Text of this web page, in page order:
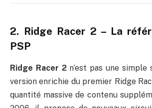
2. Ridge Racer 2 – La
PSP
Ridge Racer 2n’est pas une simple
version enrichie du premier Ridge
quantité massive de contenu